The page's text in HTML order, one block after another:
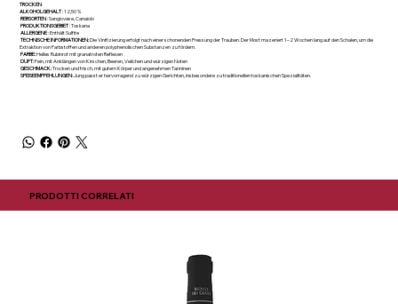
TROCKEN
ALKOHOLGEHALT: 12,50 %
REBSORTEN: Sangiovese, Canaiolo
PRODUKTIONSGEBIET: Toskana
ALLERGENE: Enthält Sulfite
TECHNISCHE INFORMATIONEN:Die Vinifizierung erfolgt nach einer schonenden Pressung der Trauben. Der Most mazeriert 1–2 Wochen lang auf den Schalen, um die
Extraktion von Farbstoffen und anderen polyphenolischen Substanzen zu fördern.
FARBE:Helles Rubinrot mit granatroten Reflexen
DUFT:Fein, mit Anklängen von Kirschen, Beeren, Veilchen und würzigen Noten
GESCHMACK:Trocken und frisch, mit gutem Körper und angenehmen Tanninen
SPEISEEMPFEHLUNGEN:Jung passt er hervorragend zu würzigen Gerichten, insbesondere zu traditionellen toskanischen Spezialitäten.
PRODOTTI CORRELATI